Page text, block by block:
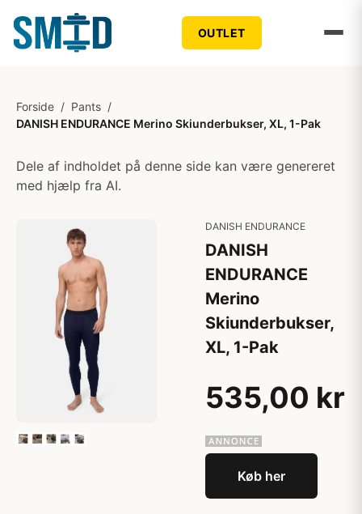
OUTLET
Forside / Pants /
DANISH ENDURANCE Merino Skiunderbukser, XL, 1-Pak
Dele af indholdet på denne side kan være genereret
med hjælp fra AI.
DANISH ENDURANCE
DANISH
ENDURANCE
Merino
Skiunderbukser,
XL, 1-Pak
535,00 kr
Køb her